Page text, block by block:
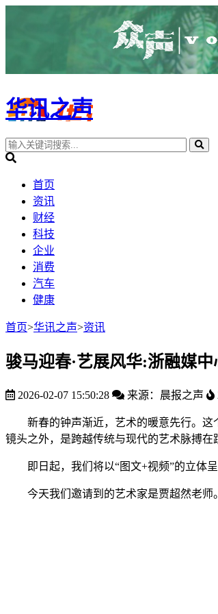
华讯之声
首页
资讯
财经
科技
企业
消费
汽车
健康
首页>华讯之声>资讯
骏马迎春·艺展风华:浙融媒
2026-02-07 15:50:28 来源：晨报之声
新春的钟声渐近，艺术的暖意先行。
镜头之外，是跨越传统与现代的艺术脉搏在
即日起，我们将以“图文+视频”的立体
今天我们邀请到的艺术家是贾超然老师。